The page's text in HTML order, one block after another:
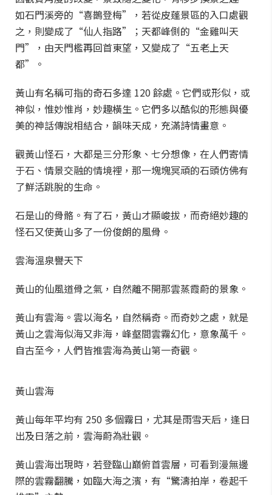
如石門溪旁的“喜鵲登梅”，若從皮蓬景區的入口處觀
之，則變成了“仙人指路”；天都峰側的“金雞叫天
門”，由天門檻再回首東望，又變成了“五老上天
都”。
黃山有名稱可指的奇石多達 120 餘處。它們或形似，或
神似，惟妙惟肖，妙趣橫生。它們多以酷似的形態與優
美的神話傳說相結合，韻味天成，充滿詩情畫意。
觀黃山怪石，大都是三分形象、七分想像，在人們寄情
于石、情景交融的情境裡，那一塊塊冥頑的石頭仿佛有
了鮮活跳脫的生命。
石是山的骨骼。有了石，黃山才顯峻拔，而奇絕妙趣的
怪石又使黃山多了一份俊朗的風骨。
雲海溫泉譽天下
黃山的仙風道骨之氣，自然離不開那雲蒸霞蔚的景象。
黃山有雲海。雲以海名，自然稱奇。而奇妙之處，就是
黃山之雲海似海又非海，峰壑間雲霧幻化，意象萬千。
自古至今，人們皆推雲海為黃山第一奇觀。
黃山雲海
黃山每年平均有 250 多個霧日，尤其是雨雪天后，逢日
出及日落之前，雲海蔚為壯觀。
黃山雲海出現時，若登臨山巔俯首雲層，可看到漫無邊
際的雲霧翻騰，如臨大海之濱，有“驚濤拍岸，卷起千